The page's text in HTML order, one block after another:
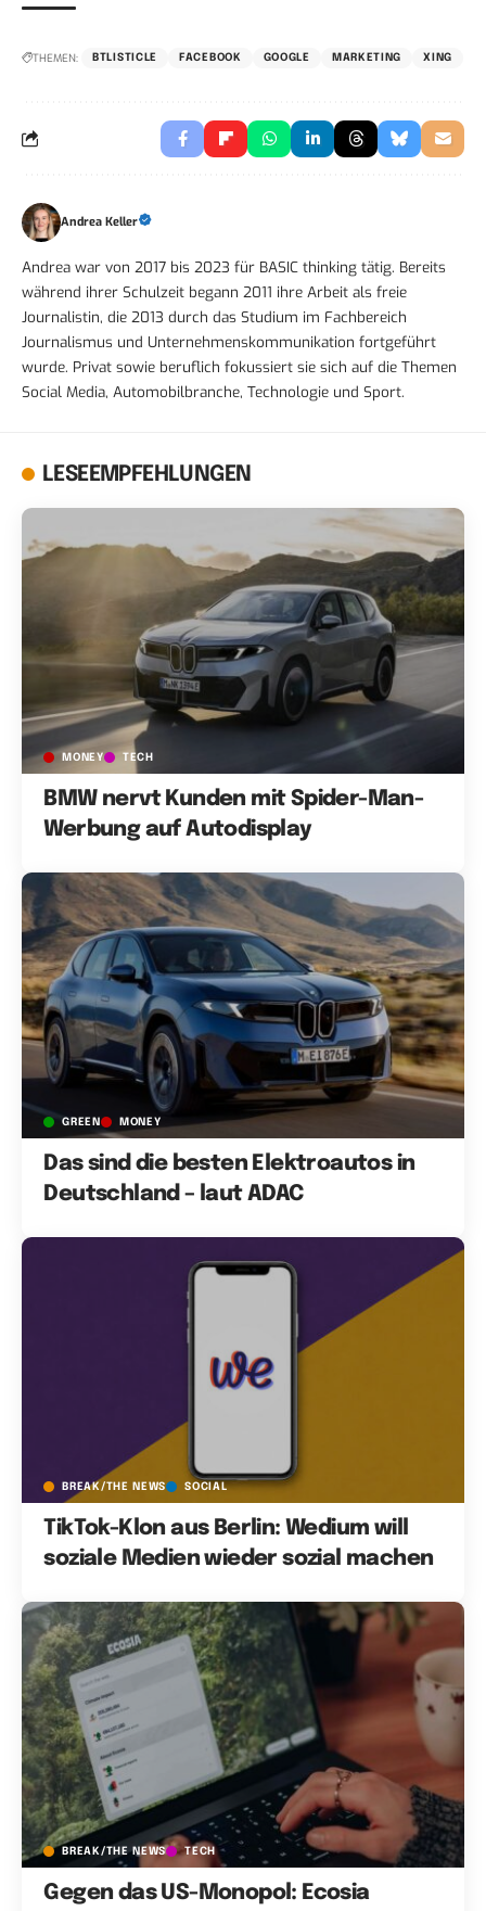
THEMEN: BTLISTICLE FACEBOOK GOOGLE MARKETING XING
Andrea Keller
Andrea war von 2017 bis 2023 für BASIC thinking tätig. Bereits
während ihrer Schulzeit begann 2011 ihre Arbeit als freie
Journalistin, die 2013 durch das Studium im Fachbereich
Journalismus und Unternehmenskommunikation fortgeführt
wurde. Privat sowie beruflich fokussiert sie sich auf die Themen
Social Media, Automobilbranche, Technologie und Sport.
LESEEMPFEHLUNGEN
MONEY TECH
BMW nervt Kunden mit Spider-Man-
Werbung auf Autodisplay
GREEN MONEY
Das sind die besten Elektroautos in
Deutschland – laut ADAC
BREAK/THE NEWS SOCIAL
TikTok-Klon aus Berlin: Wedium will
soziale Medien wieder sozial machen
BREAK/THE NEWS TECH
Gegen das US-Monopol: Ecosia